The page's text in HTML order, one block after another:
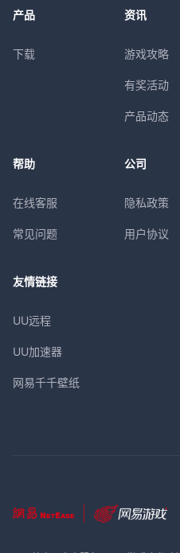
产品
下载
资讯
游戏攻略
有奖活动
产品动态
帮助
在线客服
常见问题
公司
隐私政策
用户协议
友情链接
UU远程
UU加速器
网易千千壁纸